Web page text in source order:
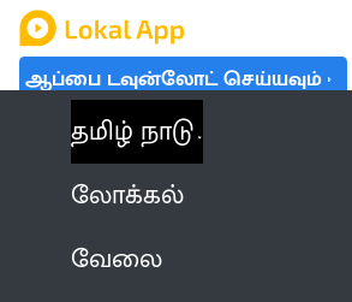
ஆப்பை டவுன்லோட் செய்யவும்
தமிழ் நாடு
லோக்கல்
வேலை